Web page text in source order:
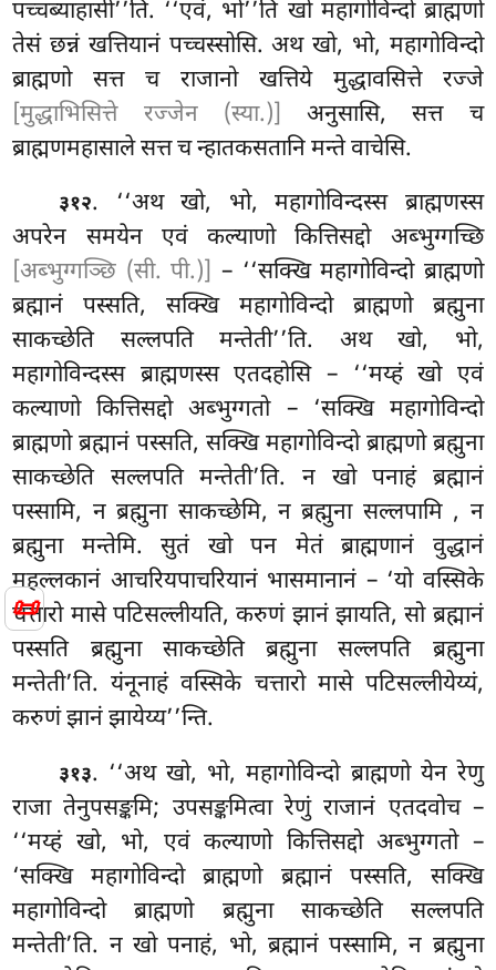
📜
पच्चब्याहासी’’ति. ‘‘एवं, भो’’ति खो महागोविन्दो ब्राह्मणो
तेसं छन्नं खत्तियानं पच्चस्सोसि. अथ खो, भो, महागोविन्दो
ब्राह्मणो सत्त च राजानो खत्तिये मुद्धावसित्ते रज्जे
[मुद्धाभिसित्ते रज्जेन (स्या.)]
अनुसासि, सत्त च
ब्राह्मणमहासाले सत्त च न्हातकसतानि मन्ते वाचेसि.
३१२. ‘‘अथखो, भो, महागोविन्दस्स ब्राह्मणस्स
अपरेन समयेन एवं कल्याणो कित्तिसद्दो अब्भुग्गच्छि
[अब्भुग्गञ्छि (सी. पी.)] – ‘‘सक्खि महागोविन्दो ब्राह्मणो
ब्रह्मानं पस्सति, सक्खि महागोविन्दो ब्राह्मणो ब्रह्मुना
साकच्छेति सल्लपति मन्तेती’’ति. अथ खो, भो,
महागोविन्दस्स ब्राह्मणस्स एतदहोसि – ‘‘मय्हं खो एवं
कल्याणो कित्तिसद्दो अब्भुग्गतो – ‘सक्खि महागोविन्दो
ब्राह्मणो ब्रह्मानं पस्सति, सक्खि महागोविन्दो ब्राह्मणो ब्रह्मुना
साकच्छेति सल्लपति मन्तेती’ति. न खो पनाहं ब्रह्मानं
पस्सामि, न ब्रह्मुना साकच्छेमि, न ब्रह्मुना सल्लपामि , न
ब्रह्मुना मन्तेमि. सुतं खो पन मेतं ब्राह्मणानं वुद्धानं
महल्लकानं आचरियपाचरियानं भासमानानं – ‘यो वस्सिके
चत्तारो मासे पटिसल्लीयति, करुणं झानं झायति, सो ब्रह्मानं
पस्सति ब्रह्मुना साकच्छेति ब्रह्मुना सल्लपति ब्रह्मुना
मन्तेती’ति. यंनूनाहं वस्सिके चत्तारो मासे पटिसल्लीयेय्यं,
करुणं झानं झायेय्य’’न्ति.
३१३. ‘‘अथ खो, भो, महागोविन्दो ब्राह्मणो येन रेणु
राजा तेनुपसङ्कमि; उपसङ्कमित्वा रेणुं राजानं एतदवोच –
‘‘मय्हं खो, भो, एवं कल्याणो कित्तिसद्दो अब्भुग्गतो –
‘सक्खि महागोविन्दो ब्राह्मणो ब्रह्मानं पस्सति, सक्खि
महागोविन्दो ब्राह्मणो ब्रह्मुना साकच्छेति सल्लपति
मन्तेती’ति. न खो पनाहं, भो, ब्रह्मानं पस्सामि, न ब्रह्मुना